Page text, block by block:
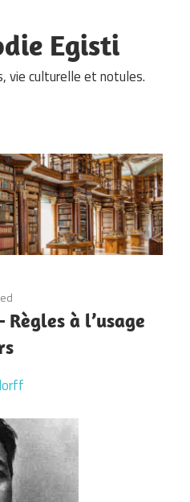
Egisti
vie culturelle et notules.
à l’usage